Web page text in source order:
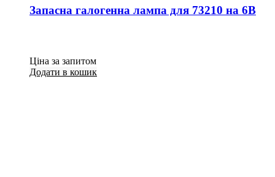
Запасна галогенна лампа для 73210 на 6В
Ціна за запитом
Додати в кошик